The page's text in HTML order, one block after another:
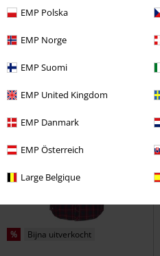
EMP Polska
EMP Norge
EMP Suomi
EMP United Kingdom
EMP Danmark
EMP Österreich
Large Belgique
Kokomo
% Bijna uitverkocht